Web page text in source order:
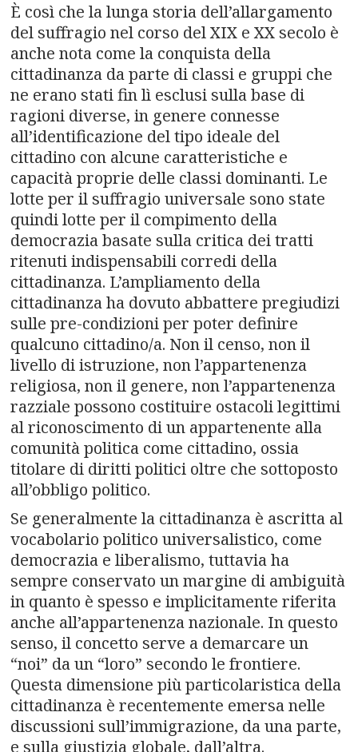
È così che la lunga storia dell’allargamento
del suffragio nel corso del XIX e XX secolo è
anche nota come la conquista della
cittadinanza da parte di classi e gruppi che
ne erano stati fin lì esclusi sulla base di
ragioni diverse, in genere connesse
all’identificazione del tipo ideale del
cittadino con alcune caratteristiche e
capacità proprie delle classi dominanti. Le
lotte per il suffragio universale sono state
quindi lotte per il compimento della
democrazia basate sulla critica dei tratti
ritenuti indispensabili corredi della
cittadinanza. L’ampliamento della
cittadinanza ha dovuto abbattere pregiudizi
sulle pre-condizioni per poter definire
qualcuno cittadino/a. Non il censo, non il
livello di istruzione, non l’appartenenza
religiosa, non il genere, non l’appartenenza
razziale possono costituire ostacoli legittimi
al riconoscimento di un appartenente alla
comunità politica come cittadino, ossia
titolare di diritti politici oltre che sottoposto
all’obbligo politico.
Se generalmente la cittadinanza è ascritta al
vocabolario politico universalistico, come
democrazia e liberalismo, tuttavia ha
sempre conservato un margine di ambiguità
in quanto è spesso e implicitamente riferita
anche all’appartenenza nazionale. In questo
senso, il concetto serve a demarcare un
“noi” da un “loro” secondo le frontiere.
Questa dimensione più particolaristica della
cittadinanza è recentemente emersa nelle
discussioni sull’immigrazione, da una parte,
e sulla giustizia globale, dall’altra.